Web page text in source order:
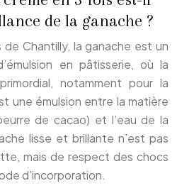
de la ganache ?
de Chantilly, la ganache est un
en pâtisserie, où la
notamment pour la
une émulsion entre la matière
de cacao) et l’eau de la
lisse et brillante n’est pas
mais de respect des chocs
d’incorporation.